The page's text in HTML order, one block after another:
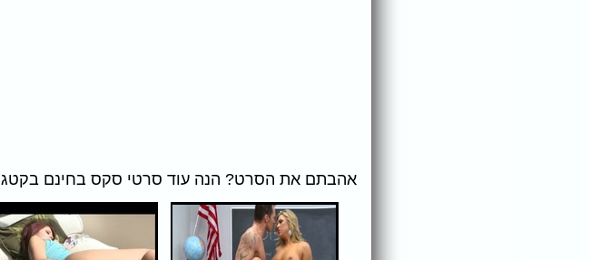
‎אהבתם את הסרט? הנה עוד סרטי סקס בחינם בקטגוריית